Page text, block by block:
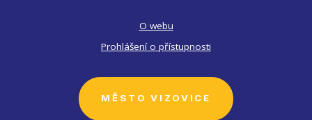
O webu
Prohlášení o přístupnosti
MĚSTO VIZOVICE